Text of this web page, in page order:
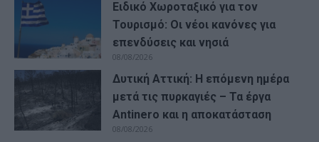
Ειδικό Χωροταξικό για τον
Τουρισμό: Οι νέοι κανόνες για
επενδύσεις και νησιά
08/08/2026
Δυτική Αττική: Η επόμενη ημέρα
μετά τις πυρκαγιές – Τα έργα
Antinero και η αποκατάσταση
08/08/2026